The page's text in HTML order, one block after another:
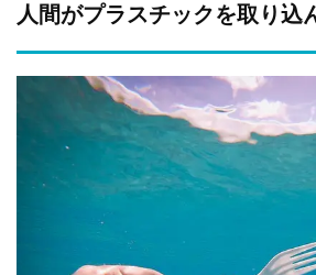
人間がプラスチックを取り込